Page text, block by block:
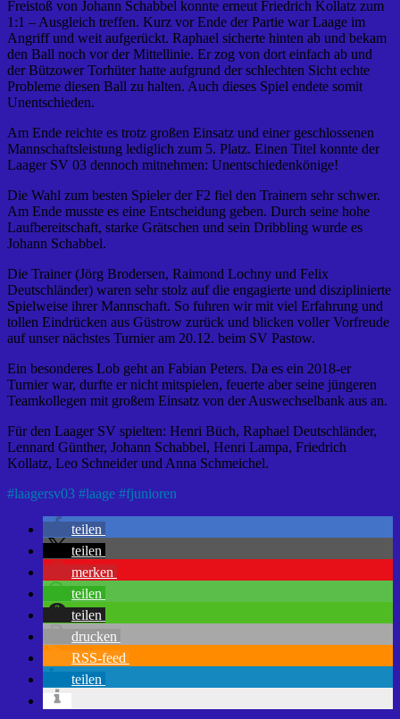
Freistoß von Johann Schabbel konnte erneut Friedrich Kollatz zum
1:1 – Ausgleich treffen. Kurz vor Ende der Partie war Laage im
Angriff und weit aufgerückt. Raphael sicherte hinten ab und bekam
den Ball noch vor der Mittellinie. Er zog von dort einfach ab und
der Bützower Torhüter hatte aufgrund der schlechten Sicht echte
Probleme diesen Ball zu halten. Auch dieses Spiel endete somit
Unentschieden.
Am Ende reichte es trotz großen Einsatz und einer geschlossenen
Mannschaftsleistung lediglich zum 5. Platz. Einen Titel konnte der
Laager SV 03 dennoch mitnehmen: Unentschiedenkönige!
Die Wahl zum besten Spieler der F2 fiel den Trainern sehr schwer.
Am Ende musste es eine Entscheidung geben. Durch seine hohe
Laufbereitschaft, starke Grätschen und sein Dribbling wurde es
Johann Schabbel.
Die Trainer (Jörg Brodersen, Raimond Lochny und Felix
Deutschländer) waren sehr stolz auf die engagierte und disziplinierte
Spielweise ihrer Mannschaft. So fuhren wir mit viel Erfahrung und
tollen Eindrücken aus Güstrow zurück und blicken voller Vorfreude
auf unser nächstes Turnier am 20.12. beim SV Pastow.
Ein besonderes Lob geht an Fabian Peters. Da es ein 2018-er
Turnier war, durfte er nicht mitspielen, feuerte aber seine jüngeren
Teamkollegen mit großem Einsatz von der Auswechselbank aus an.
Für den Laager SV spielten: Henri Büch, Raphael Deutschländer,
Lennard Günther, Johann Schabbel, Henri Lampa, Friedrich
Kollatz, Leo Schneider und Anna Schmeichel.
#laagersv03 #laage #fjunioren
teilen
teilen
merken
teilen
teilen
drucken
RSS-feed
teilen